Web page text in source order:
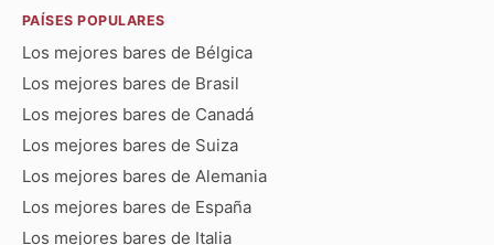
PAÍSES POPULARES
Los mejores bares de Bélgica
Los mejores bares de Brasil
Los mejores bares de Canadá
Los mejores bares de Suiza
Los mejores bares de Alemania
Los mejores bares de España
Los mejores bares de Italia